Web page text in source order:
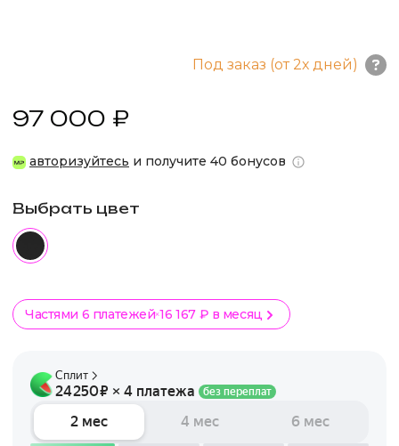
Под заказ (от 2х дней)
97 000 ₽
авторизуйтесь и получите 40 бонусов
Выбрать цвет
Частями 6 платежей 16 167 ₽ в месяц